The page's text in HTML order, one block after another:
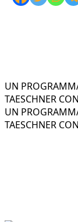
UN
TAESCHNER
UN
TAESCHNER